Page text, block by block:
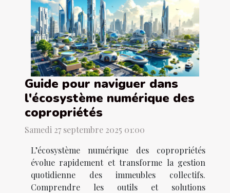
Guide pour naviguer dans
l'écosystème numérique des
copropriétés
Samedi 27 septembre 2025 01:00
L’écosystème numérique des copropriétés
évolue rapidement et transforme la gestion
quotidienne des immeubles collectifs.
Comprendre les outils et solutions